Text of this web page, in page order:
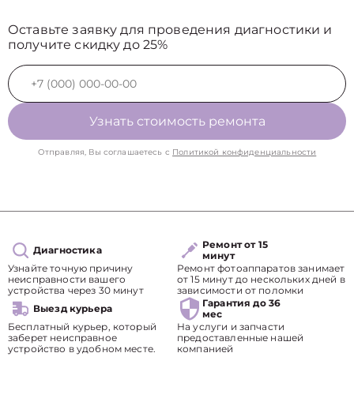
Оставьте заявку для проведения диагностики и
получите скидку до 25%
Узнать стоимость ремонта
Отправляя, Вы соглашаетесь с Политикой конфиденциальности
Диагностика
Узнайте точную причину
неисправности вашего
устройства через 30 минут
Ремонт от 15
минут
Ремонт фотоаппаратов занимает
от 15 минут до нескольких дней в
зависимости от поломки
Выезд курьера
Бесплатный курьер, который
заберет неисправное
устройство в удобном месте.
Гарантия до 36
мес
На услуги и запчасти
предоставленные нашей
компанией